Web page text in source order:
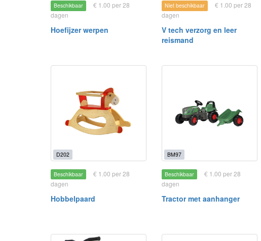
Beschikbaar
€ 1.00 per 28
dagen
Hoefijzer werpen
Niet beschikbaar
€ 1.00 per 28
dagen
V tech verzorg en leer
reismand
D202
Beschikbaar
€ 1.00 per 28
dagen
Hobbelpaard
BM97
Beschikbaar
€ 1.00 per 28
dagen
Tractor met aanhanger